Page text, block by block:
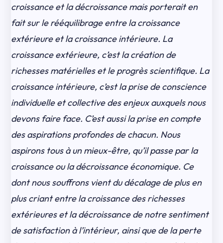
croissance et la décroissance mais porterait en
fait sur le rééquilibrage entre la croissance
extérieure et la croissance intérieure. La
croissance extérieure, c’est la création de
richesses matérielles et le progrès scientifique. La
croissance intérieure, c’est la prise de conscience
individuelle et collective des enjeux auxquels nous
devons faire face. C’est aussi la prise en compte
des aspirations profondes de chacun. Nous
aspirons tous à un mieux-être, qu’il passe par la
croissance ou la décroissance économique. Ce
dont nous souffrons vient du décalage de plus en
plus criant entre la croissance des richesses
extérieures et la décroissance de notre sentiment
de satisfaction à l’intérieur, ainsi que de la perte